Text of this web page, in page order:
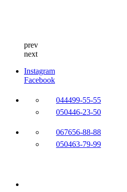
prev
next
Instagram
Facebook
044499-55-55
050446-23-50
067656-88-88
050463-79-99